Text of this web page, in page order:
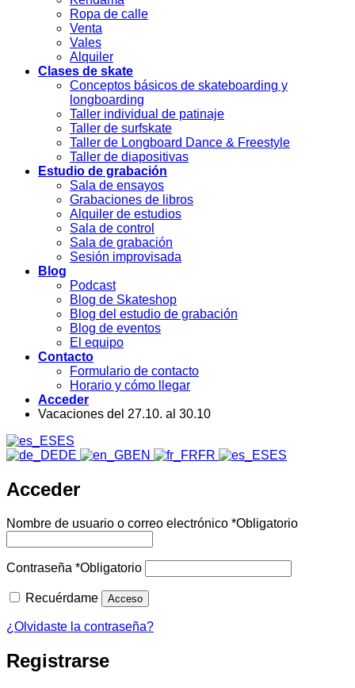
Ropa de calle
Venta
Vales
Alquiler
Clases de skate
Conceptos básicos de skateboarding y
longboarding
Taller individual de patinaje
Taller de surfskate
Taller de Longboard Dance & Freestyle
Taller de diapositivas
Estudio de grabación
Sala de ensayos
Grabaciones de libros
Alquiler de estudios
Sala de control
Sala de grabación
Sesión improvisada
Blog
Podcast
Blog de Skateshop
Blog del estudio de grabación
Blog de eventos
El equipo
Contacto
Formulario de contacto
Horario y cómo llegar
Acceder
Vacaciones del 27.10. al 30.10
ES
DE
EN FR ES
Acceder
Nombre de usuario o correo electrónico *Obligatorio
Contraseña *Obligatorio
Recuérdame Acceso
¿Olvidaste la contraseña?
Registrarse